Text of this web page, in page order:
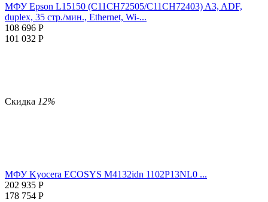
МФУ Epson L15150 (C11CH72505/C11CH72403) A3, ADF,
duplex, 35 стр./мин., Ethernet, Wi-...
108 696 Р
101 032 Р
Скидка 12%
МФУ Kyocera ECOSYS M4132idn 1102P13NL0 ...
202 935 Р
178 754 Р